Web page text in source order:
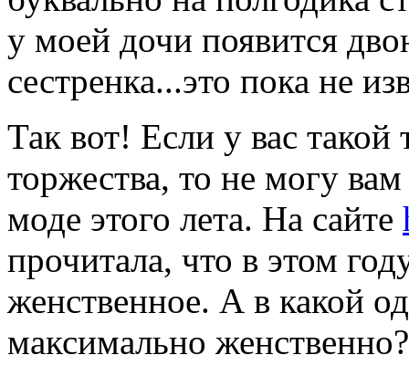
у моей дочи появится
сестренка...это пока не
Так вот! Если у вас
торжества, то не могу
моде этого лета. На сайте
прочитала, что в этом
женственное. А в какой
максимально